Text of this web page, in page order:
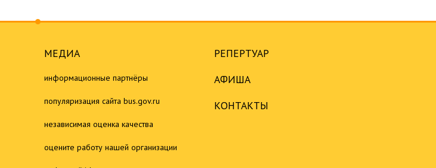
МЕДИА
информационные партнёры
популяризация сайта bus.gov.ru
независимая оценка качества
оцените работу нашей организации
РЕПЕРТУАР
АФИША
КОНТАКТЫ